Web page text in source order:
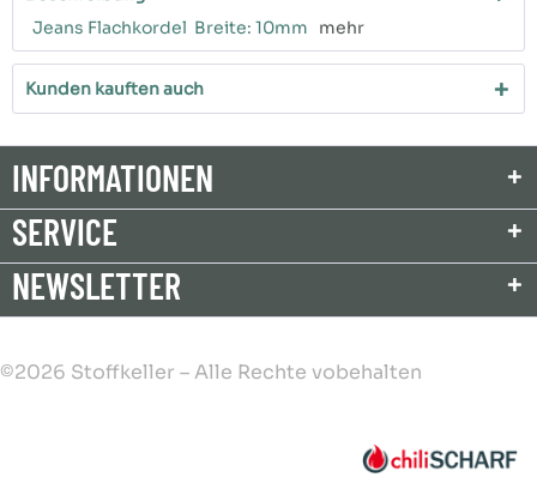
Jeans Flachkordel Breite: 10mm mehr
Kunden kauften auch
INFORMATIONEN
SERVICE
NEWSLETTER
©2026 Stoffkeller – Alle Rechte vobehalten